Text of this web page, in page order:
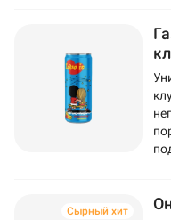
Сырный хит